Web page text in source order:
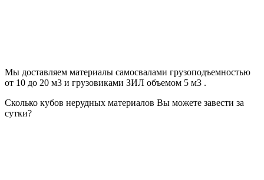
Мы доставляем материалы самосвалами грузоподъемностью
от 10 до 20 м3 и грузовиками ЗИЛ объемом 5 м3 .
Сколько кубов нерудных материалов Вы можете завести за
сутки?